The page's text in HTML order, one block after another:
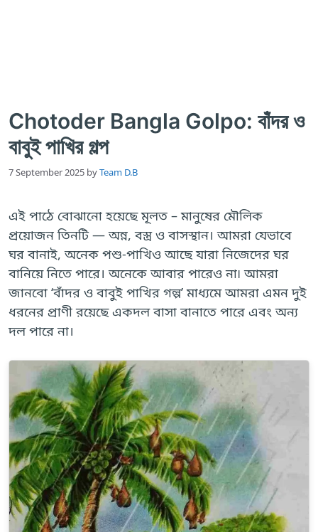
Chotoder Bangla Golpo: বাঁদর ও
বাবুই পাখির গল্প
7 September 2025 byTeam D.B
এই পাঠে বোঝানো হয়েছে মূলত – মানুষের মৌলিক
প্রয়োজন তিনটি — অন্ন, বস্ত্র ও বাসস্থান। আমরা যেভাবে
ঘর বানাই, অনেক পশু-পাখিও আছে যারা নিজেদের ঘর
বানিয়ে নিতে পারে। অনেকে আবার পারেও না৷ আমরা
জানবো ‘বাঁদর ও বাবুই পাখির গল্প’ মাধ্যমে আমরা এমন দুই
ধরনের প্রাণী রয়েছে একদল বাসা বানাতে পারে এবং অন্য
দল পারে না।